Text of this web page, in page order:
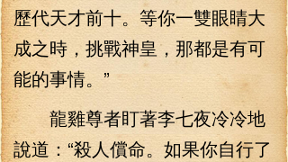
歷代天才前十。等你一雙眼睛大
成之時，挑戰神皇，那都是有可
能的事情。”
龍雞尊者盯著李七夜冷冷地
說道：“殺人償命。如果你自行了